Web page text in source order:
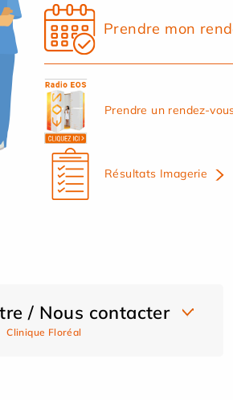
Prendre mon
Prendre un rendez-
Résultats Imagerie
/ Nous contacter
Clinique Floréal